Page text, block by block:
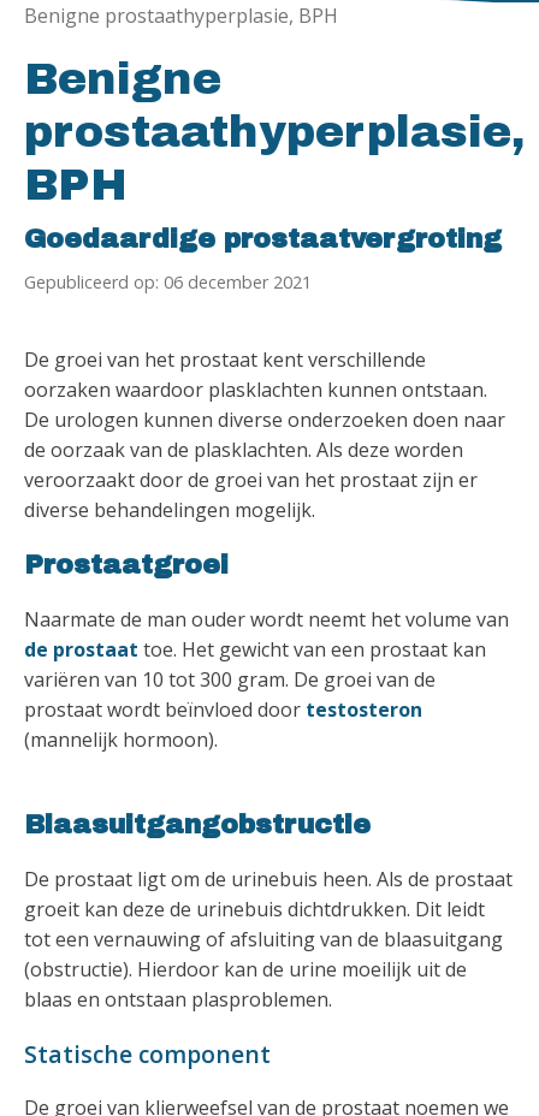
Benigne prostaathyperplasie, BPH
Benigne
prostaathyperplasie,
BPH
Goedaardige prostaatvergroting
Gepubliceerd op: 06 december 2021
De groei van het prostaat kent verschillende
oorzaken waardoor plasklachten kunnen ontstaan.
De urologen kunnen diverse onderzoeken doen naar
de oorzaak van de plasklachten. Als deze worden
veroorzaakt door de groei van het prostaat zijn er
diverse behandelingen mogelijk.
Prostaatgroei
Naarmate de man ouder wordt neemt het volume van
de prostaat toe. Het gewicht van een prostaat kan
variëren van 10 tot 300 gram. De groei van de
prostaat wordt beïnvloed door testosteron
(mannelijk hormoon).
Blaasuitgangobstructie
De prostaat ligt om de urinebuis heen. Als de prostaat
groeit kan deze de urinebuis dichtdrukken. Dit leidt
tot een vernauwing of afsluiting van de blaasuitgang
(obstructie). Hierdoor kan de urine moeilijk uit de
blaas en ontstaan plasproblemen.
Statische component
De groei van klierweefsel van de prostaat noemen we